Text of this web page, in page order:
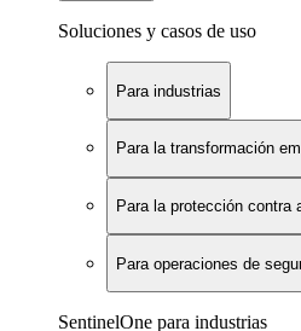
Soluciones y casos de uso
Para industrias
Para la transformación
Para la protección contra
Para operaciones de
SentinelOne para industrias